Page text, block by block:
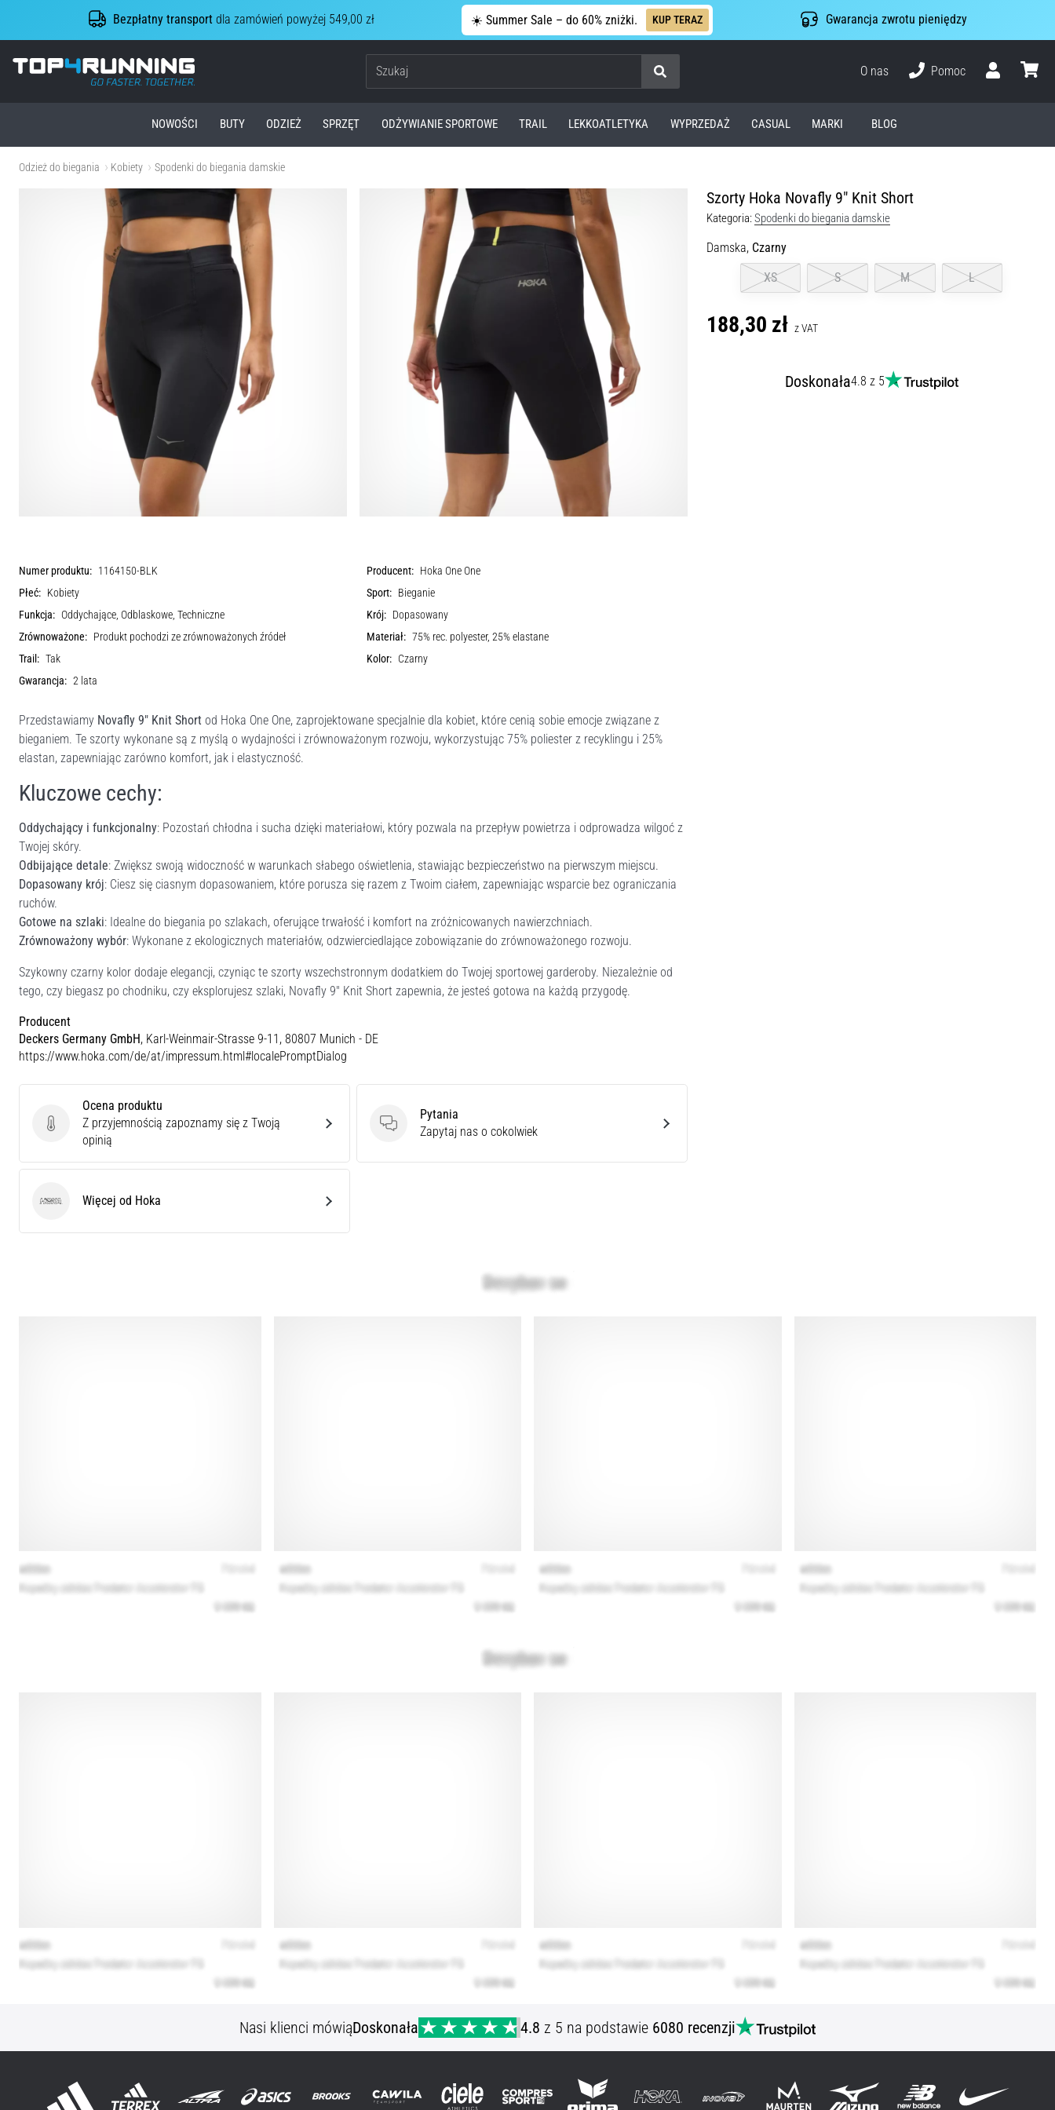
Bezpłatny transportdla zamówień powyżej 549,00 zł ☀️ Summer Sale – do 60% zniżki. KUP TERAZ Gwarancja zwrotu pieniędzy
Top4Running.pl
Szukaj
O nas
Pomoc
NOWOŚCI BUTY ODZIEŻ SPRZĘT ODŻYWIANIE SPORTOWE TRAIL LEKKOATLETYKA WYPRZEDAŻ CASUAL MARKI BLOG
Odzież do biegania Kobiety Spodenki do biegania damskie
Szorty Hoka Novafly 9" Knit Short
Kategoria:Spodenki do biegania damskie
Damska, Czarny
XS
S M L
188,30 zł z VAT
Doskonała4.8 z 5
Numer produktu: 1164150-BLK Producent: Hoka One One
Płeć: Kobiety Sport: Bieganie
Funkcja: Oddychające, Odblaskowe, Techniczne Krój: Dopasowany
Zrównoważone: Produkt pochodzi ze zrównoważonych źródeł Materiał: 75% rec. polyester, 25% elastane
Trail: Tak Kolor: Czarny
Gwarancja: 2 lata
Przedstawiamy Novafly 9" Knit Short od Hoka One One, zaprojektowane specjalnie dla kobiet, które cenią sobie emocje związane z
bieganiem. Te szorty wykonane są z myślą o wydajności i zrównoważonym rozwoju, wykorzystując 75% poliester z recyklingu i 25%
elastan, zapewniając zarówno komfort, jak i elastyczność.
Kluczowe cechy:
Oddychający i funkcjonalny: Pozostań chłodna i sucha dzięki materiałowi, który pozwala na przepływ powietrza i odprowadza wilgoć z
Twojej skóry.
Odbijające detale: Zwiększ swoją widoczność w warunkach słabego oświetlenia, stawiając bezpieczeństwo na pierwszym miejscu.
Dopasowany krój: Ciesz się ciasnym dopasowaniem, które porusza się razem z Twoim ciałem, zapewniając wsparcie bez ograniczania
ruchów.
Gotowe na szlaki: Idealne do biegania po szlakach, oferujące trwałość i komfort na zróżnicowanych nawierzchniach.
Zrównoważony wybór: Wykonane z ekologicznych materiałów, odzwierciedlające zobowiązanie do zrównoważonego rozwoju.
Szykowny czarny kolor dodaje elegancji, czyniąc te szorty wszechstronnym dodatkiem do Twojej sportowej garderoby. Niezależnie od
tego, czy biegasz po chodniku, czy eksplorujesz szlaki, Novafly 9" Knit Short zapewnia, że jesteś gotowa na każdą przygodę.
Producent
Deckers Germany GmbH, Karl-Weinmair-Strasse 9-11, 80807 Munich - DE
https://www.hoka.com/de/at/impressum.html#localePromptDialog
Ocena produktu
Ocena produktu
Z przyjemnością zapoznamy się z Twoją
opinią
Pytania
Pytania
Zapytaj nas o cokolwiek
Hoka Więcej od Hoka
Nasi klienci mówiąDoskonała 4.8 z 5 na podstawie 6080 recenzji